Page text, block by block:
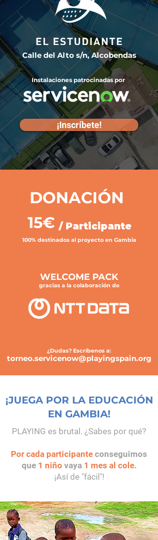
Calle del Alto s/n, Alcobendas
Instalaciones patrocinadas por
¡Inscríbete!
DONACIÓN
15€ / Participante
100% destinados al proyecto en Gambia
WELCOME PACK
gracias a la colaboración de
¿Dudas? Escríbenos a:
torneo.servicenow@playingspain.org
¡JUEGA POR LA EDUCACIÓN
EN GAMBIA!
PLAYING es brutal. ¿Sabes por qué?
Por cada participante conseguimos
que 1 niño vaya1 mes al cole.
¡Así de "fácil"!